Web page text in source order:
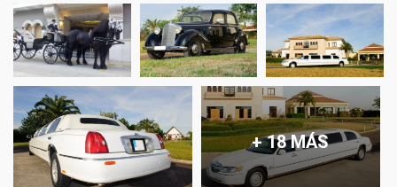
+ 18 MÁS